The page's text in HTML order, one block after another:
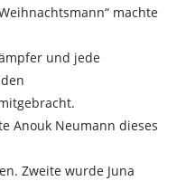
machte
und jede
Anouk Neumann dieses
Zweite wurde Juna